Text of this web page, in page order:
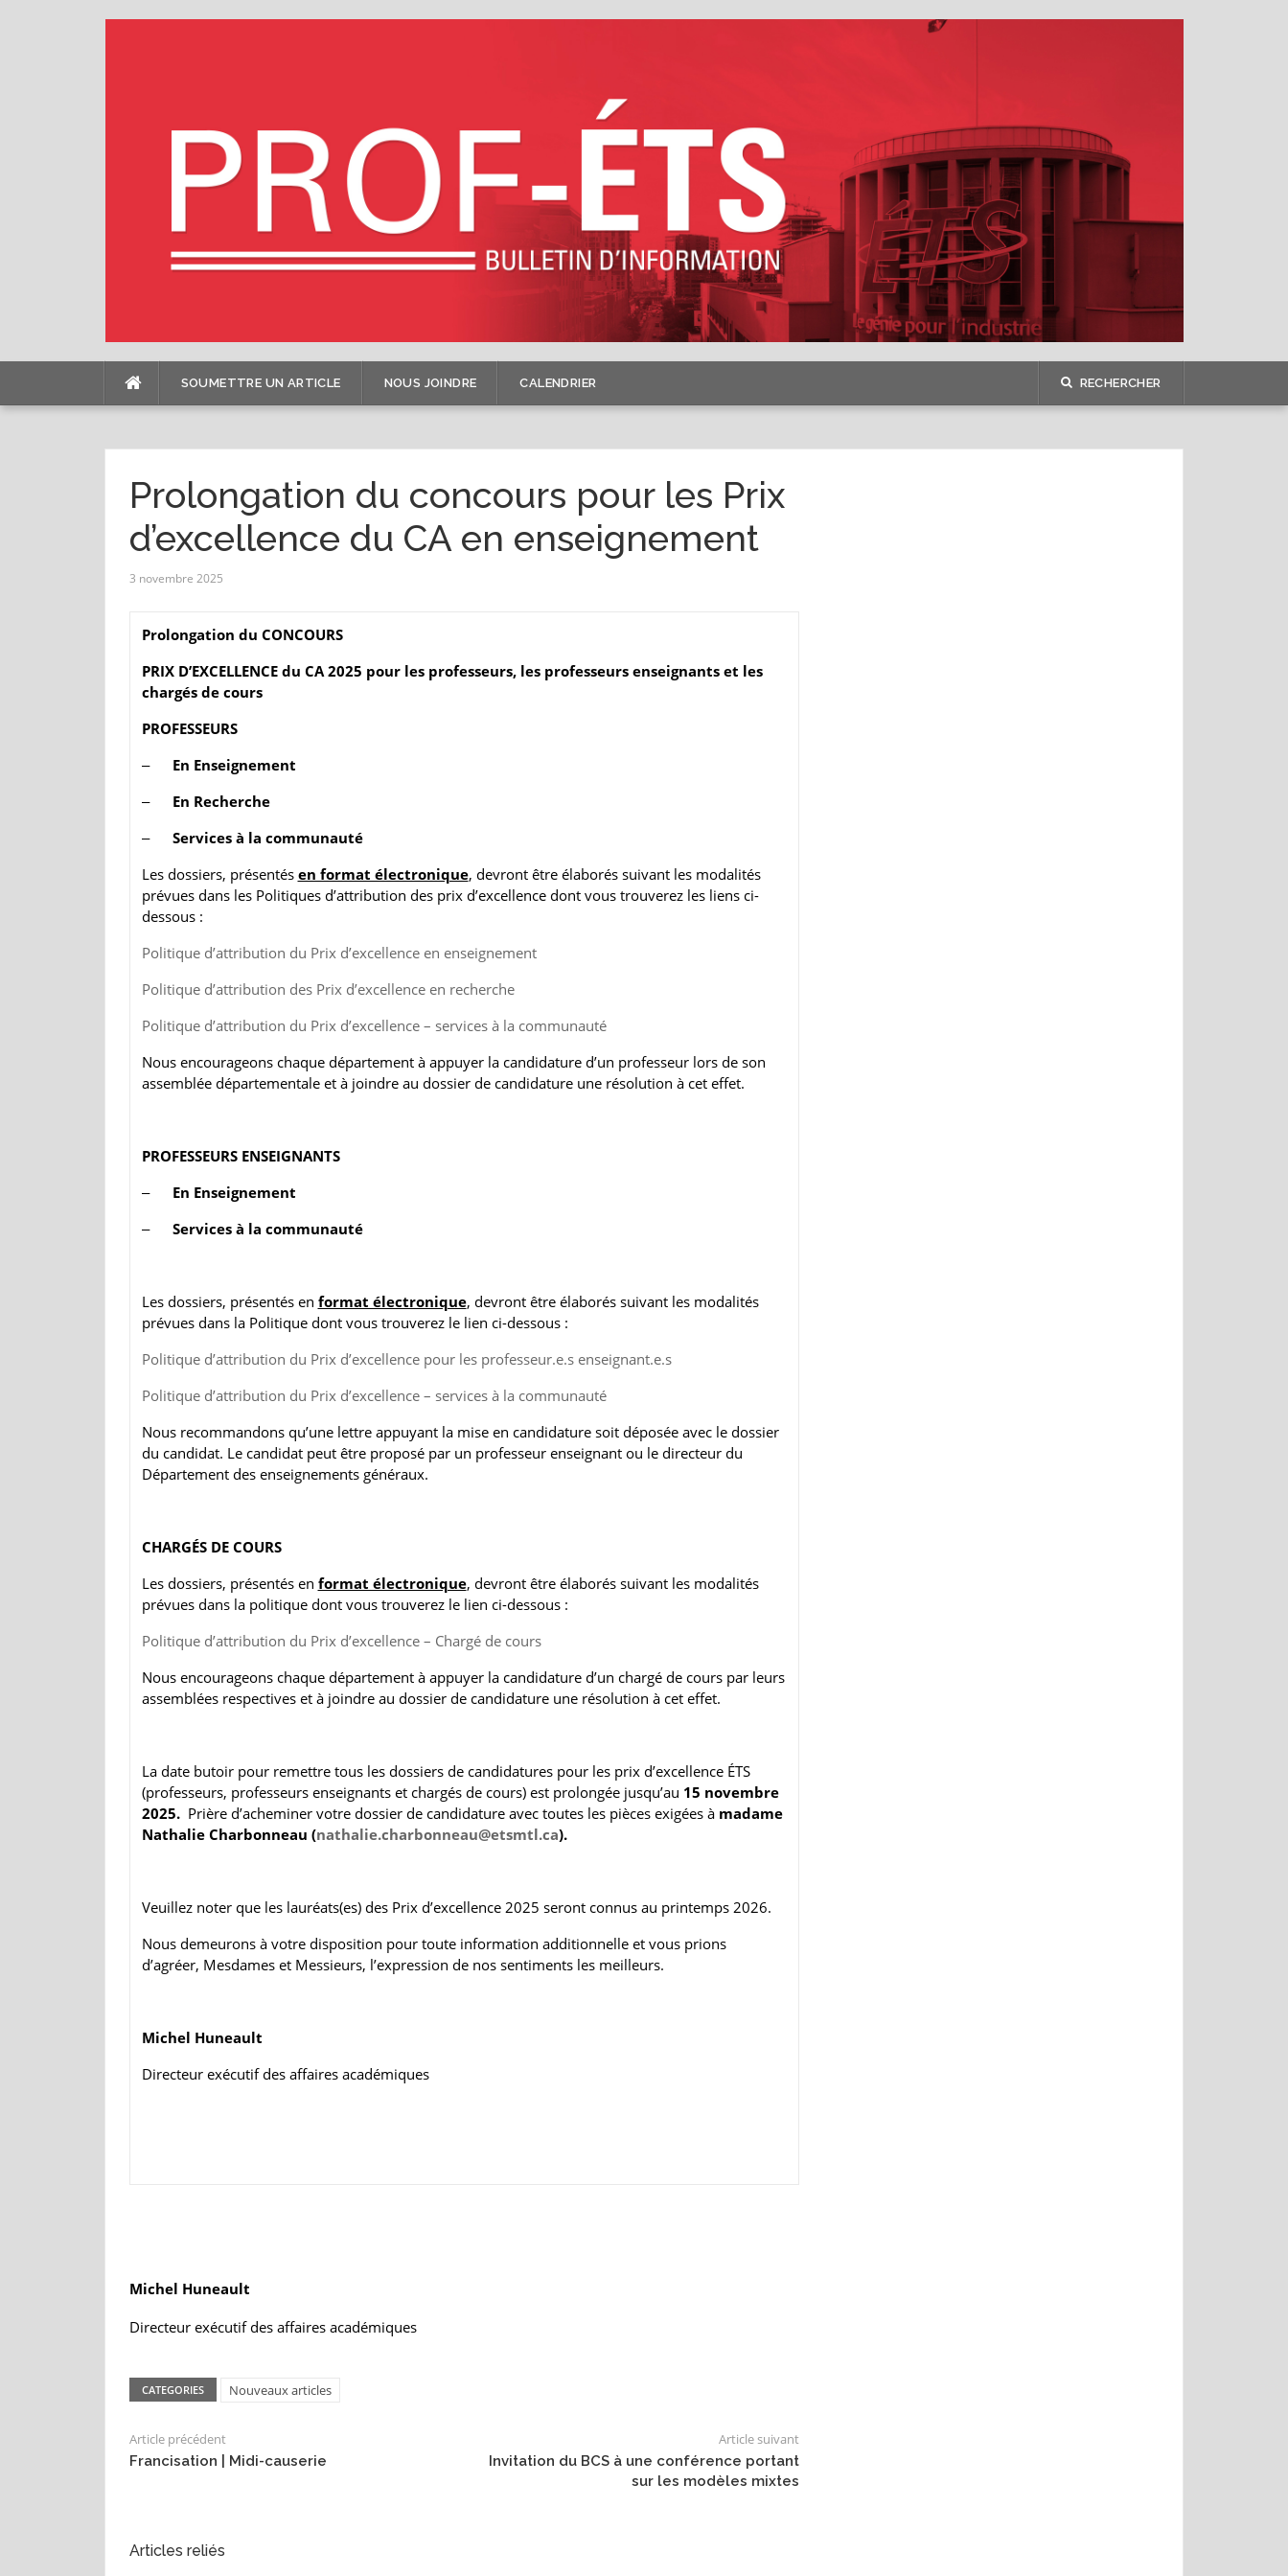
SOUMETTRE UN ARTICLE NOUS JOINDRE CALENDRIER RECHERCHER
Prolongation du concours pour les Prix
d’excellence du CA en enseignement
3 novembre 2025
Prolongation du CONCOURS
PRIX D’EXCELLENCE du CA 2025 pour les professeurs, les professeurs enseignants et les
chargés de cours
PROFESSEURS
‒ En Enseignement
‒ En Recherche
‒ Services à la communauté
Les dossiers, présentés en format électronique, devront être élaborés suivant les modalités
prévues dans les Politiques d’attribution des prix d’excellence dont vous trouverez les liens ci-
dessous :
Politique d’attribution du Prix d’excellence en enseignement
Politique d’attribution des Prix d’excellence en recherche
Politique d’attribution du Prix d’excellence – services à la communauté
Nous encourageons chaque département à appuyer la candidature d’un professeur lors de son
assemblée départementale et à joindre au dossier de candidature une résolution à cet effet.
PROFESSEURS ENSEIGNANTS
‒ En Enseignement
‒ Services à la communauté
Les dossiers, présentés en format électronique, devront être élaborés suivant les modalités
prévues dans la Politique dont vous trouverez le lien ci-dessous :
Politique d’attribution du Prix d’excellence pour les professeur.e.s enseignant.e.s
Politique d’attribution du Prix d’excellence – services à la communauté
Nous recommandons qu’une lettre appuyant la mise en candidature soit déposée avec le dossier
du candidat. Le candidat peut être proposé par un professeur enseignant ou le directeur du
Département des enseignements généraux.
CHARGÉS DE COURS
Les dossiers, présentés en format électronique, devront être élaborés suivant les modalités
prévues dans la politique dont vous trouverez le lien ci-dessous :
Politique d’attribution du Prix d’excellence – Chargé de cours
Nous encourageons chaque département à appuyer la candidature d’un chargé de cours par leurs
assemblées respectives et à joindre au dossier de candidature une résolution à cet effet.
La date butoir pour remettre tous les dossiers de candidatures pour les prix d’excellence ÉTS
(professeurs, professeurs enseignants et chargés de cours) est prolongée jusqu’au 15 novembre
2025. Prière d’acheminer votre dossier de candidature avec toutes les pièces exigées à madame
Nathalie Charbonneau (nathalie.charbonneau@etsmtl.ca).
Veuillez noter que les lauréats(es) des Prix d’excellence 2025 seront connus au printemps 2026.
Nous demeurons à votre disposition pour toute information additionnelle et vous prions
d’agréer, Mesdames et Messieurs, l’expression de nos sentiments les meilleurs.
Michel Huneault
Directeur exécutif des affaires académiques
Michel Huneault
Directeur exécutif des affaires académiques
CATEGORIES Nouveaux articles
Article précédent
Francisation | Midi-causerie
Article suivant
Invitation du BCS à une conférence portant
sur les modèles mixtes
Articles reliés